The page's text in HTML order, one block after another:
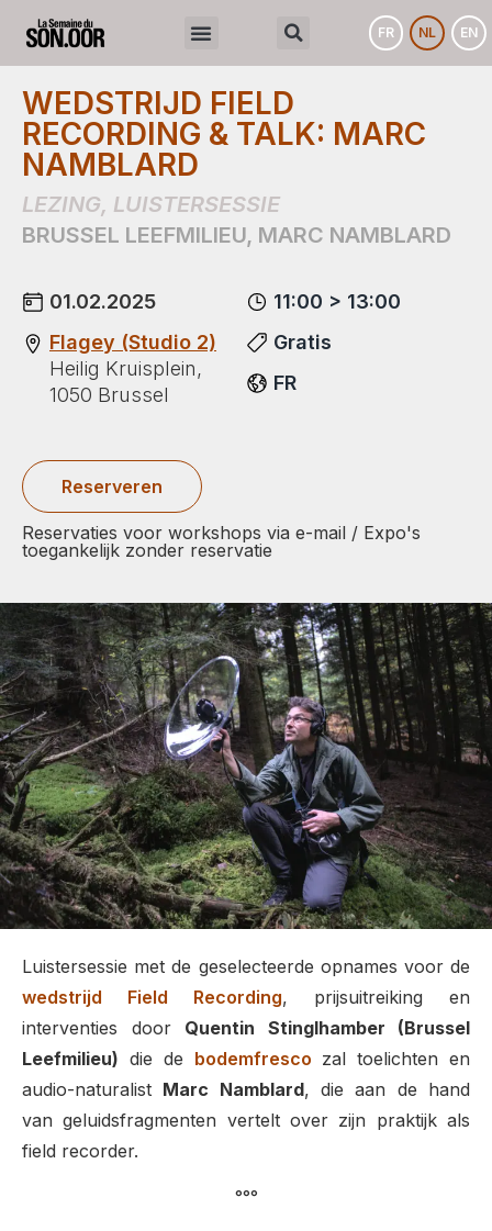
FR NL EN
WEDSTRIJD FIELD
RECORDING & TALK: MARC
NAMBLARD
LEZING, LUISTERSESSIE
BRUSSEL LEEFMILIEU, MARC NAMBLARD
01.02.2025
Flagey (Studio 2)
Heilig Kruisplein,
1050 Brussel
11:00 > 13:00
Gratis
FR
Reserveren
Reservaties voor workshops via e-mail / Expo's
toegankelijk zonder reservatie
Luistersessie met de geselecteerde opnames voor de
wedstrijd Field Recording, prijsuitreiking en
interventies door Quentin Stinglhamber (Brussel
Leefmilieu) die de bodemfresco zal toelichten en
audio-naturalist Marc Namblard, die aan de hand
van geluidsfragmenten vertelt over zijn praktijk als
field recorder.
°°°